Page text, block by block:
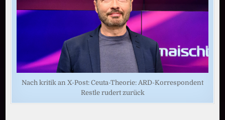
Nach kritik an X-Post: Ceuta-Theorie: ARD-Korrespondent
Restle rudert zurück